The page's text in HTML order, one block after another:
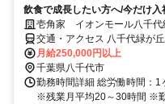
飲食で成長したい方へ/今だけ
壱角家 イオンモール八千代
交通・アクセス 八千代緑が
月給250,000円以上
千葉県八千代市
勤務時間詳細 総労働時間：
※残業月平均20～30時間 ※